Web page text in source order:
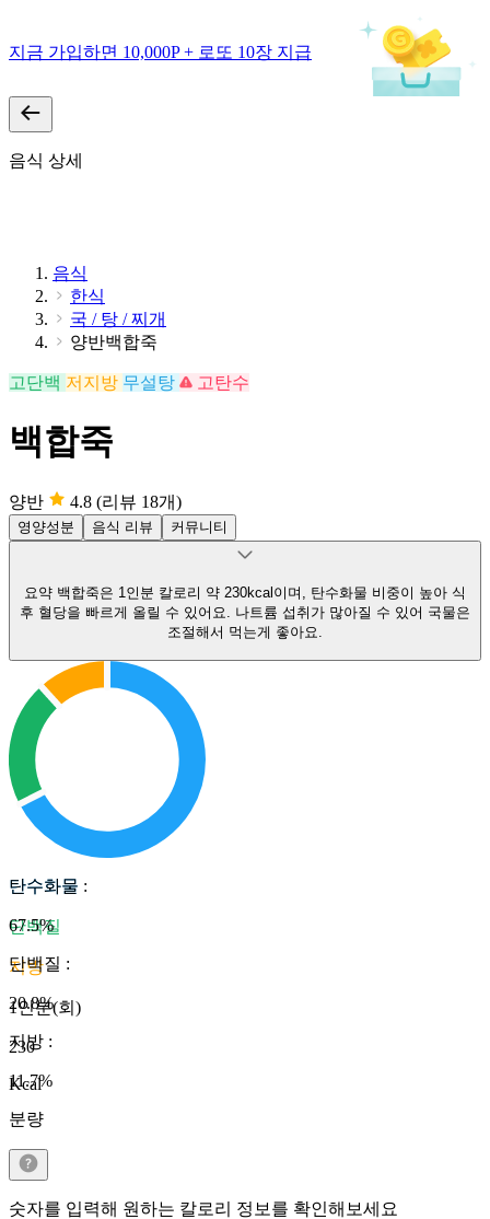
지금 가입하면 10,000P + 로또 10장 지급
음식 상세
음식
한식
국 / 탕 / 찌개
양반백합죽
고단백 저지방 무설탕 고탄수
백합죽
양반 4.8 (리뷰 18개)
영양성분 음식 리뷰 커뮤니티
요약 백합죽은 1인분 칼로리 약 230kcal이며, 탄수화물 비중이 높아 식
후 혈당을 빠르게 올릴 수 있어요. 나트륨 섭취가 많아질 수 있어 국물은
조절해서 먹는게 좋아요.
탄수화물
단백질
지방
1인분(회)
230
Kcal
탄수화물 :
67.5%
단백질 :
20.8%
지방 :
11.7%
분량
숫자를 입력해 원하는 칼로리 정보를 확인해보세요